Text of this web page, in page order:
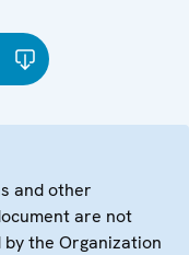
and other
are not
the Organization